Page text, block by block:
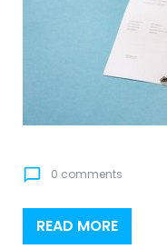
chat_bubble_outline 0 comments
READ MORE